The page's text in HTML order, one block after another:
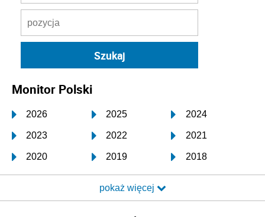
Monitor Polski
2026 2025 2024
2023 2022 2021
2020 2019 2018
2017 2016 2015
2014 2013 2012
pokaż więcej